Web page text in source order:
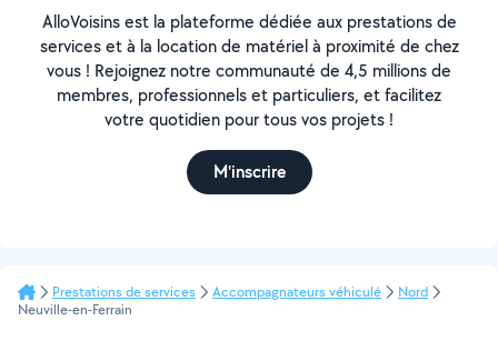
AlloVoisins est la plateforme dédiée aux prestations de
services et à la location de matériel à proximité de chez
vous ! Rejoignez notre communauté de 4,5 millions de
membres, professionnels et particuliers, et facilitez
votre quotidien pour tous vos projets !
M'inscrire
Prestations de services Accompagnateurs véhiculé
Nord
Neuville-en-Ferrain